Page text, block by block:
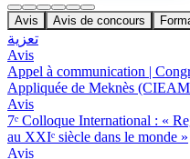
Avis Avis de concours
تعزية
Avis
Appel à communication |
Appliquée de Meknès
Avis
7ᵉ Colloque International : «
au XXIᵉ siècle dans le monde »
Avis